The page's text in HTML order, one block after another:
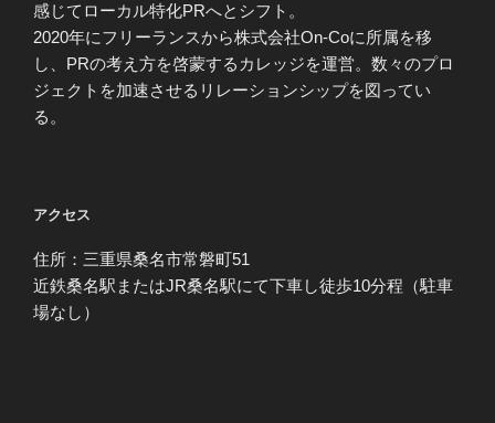
感じてローカル特化PRへとシフト。
2020年にフリーランスから株式会社On-Coに所属を移
し、PRの考え方を啓蒙するカレッジを運営。数々のプロ
ジェクトを加速させるリレーションシップを図ってい
る。
アクセス
住所：三重県桑名市常磐町51
近鉄桑名駅またはJR桑名駅にて下車し徒歩10分程（駐車
場なし）